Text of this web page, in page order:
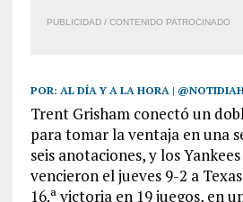
PUBLICIDAD / CONTENIDO PATROCINADO
POR: AL DÍA Y A LA HORA |
Trent Grisham conectó un
para tomar la ventaja en una
seis anotaciones, y los
vencieron el jueves 9-2 a
16.ª victoria en 19 juegos, en